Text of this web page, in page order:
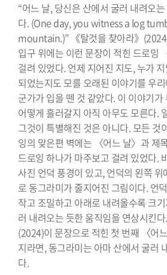
“어느 날, 당신은 산에서 굴러 내려오
다. (One day, you witness a log
mountain.)” 《탈것을 찾아라》
입구 위에는 이런 문장이 적힌 드로잉
걸려 있었다. 언제 지어진 지도, 누가
되었는지도 모를 오래된 이야기를 우
군가가 입을 뗀 것 같았다. 이 이야기
어떻게 흘러갈지 아직 아무도 모른다.
그것이 특별해진 것은 아니다. 모든 것
잉의 맞은편 벽에는 〈어느 날〉과 제
드로잉 하나가 마주보고 걸려 있었다.
사진 언덕 풍경이 있고, 언덕의 왼쪽
로 동그라미가 줄지어진 그림이다. 언
작고 조밀하고 아래로 내려올수록 크
러 내려오는 듯한 움직임을 연상시킨다
(2024)이 문장으로 적힌 첫 번째 〈어
지라면, 동그라미는 아마 산에서 굴러
다.